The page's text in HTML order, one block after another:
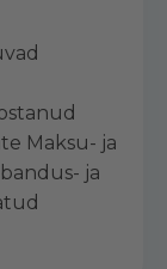
Maksu- ja
ja